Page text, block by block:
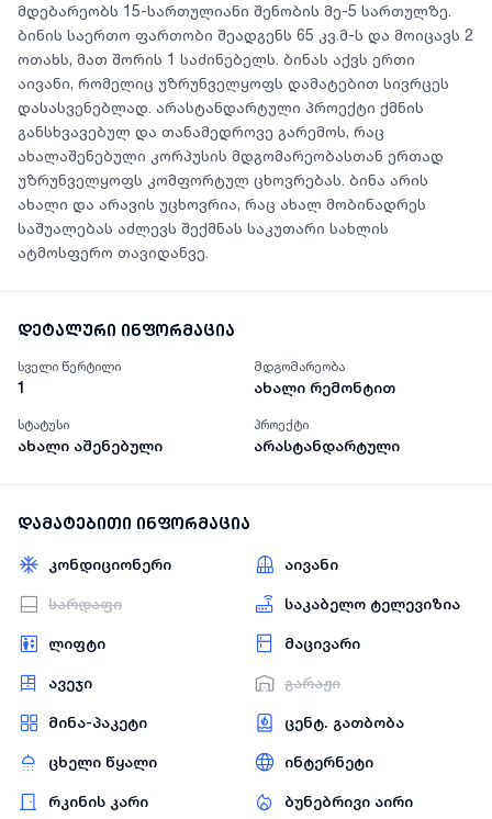
მდებარეობს 15-სართულიანი შენობის მე-5 სართულზე.
ბინის საერთო ფართობი შეადგენს 65 კვ.მ-ს და მოიცავს 2
ოთახს, მათ შორის 1 საძინებელს. ბინას აქვს ერთი
აივანი, რომელიც უზრუნველყოფს დამატებით სივრცეს
დასასვენებლად. არასტანდარტული პროექტი ქმნის
განსხვავებულ და თანამედროვე გარემოს, რაც
ახალაშენებული კორპუსის მდგომარეობასთან ერთად
უზრუნველყოფს კომფორტულ ცხოვრებას. ბინა არის
ახალი და არავის უცხოვრია, რაც ახალ მობინადრეს
საშუალებას აძლევს შექმნას საკუთარი სახლის
ატმოსფერო თავიდანვე.
დეტალური ინფორმაცია
სველი წერტილი
1
მდგომარეობა
ახალი რემონტით
სტატუსი
ახალი აშენებული
პროექტი
არასტანდარტული
დამატებითი ინფორმაცია
კონდიციონერი აივანი
სარდაფი საკაბელო ტელევიზია
ლიფტი მაცივარი
ავეჯი გარაჟი
მინა-პაკეტი ცენტ. გათბობა
ცხელი წყალი ინტერნეტი
რკინის კარი ბუნებრივი აირი